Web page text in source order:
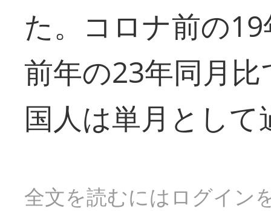
た。コロナ前の
前年の23年同月
国人は単月とし
全文を読むにはログイン